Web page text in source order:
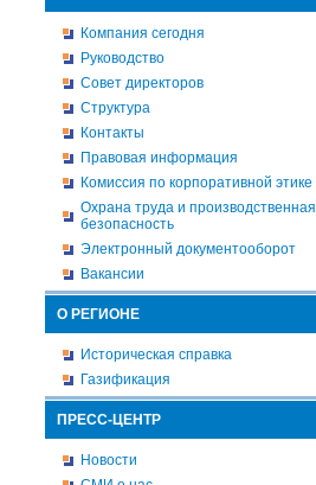
Компания сегодня
Руководство
Совет директоров
Структура
Контакты
Правовая информация
Комиссия по корпоративной этике
Охрана труда и производственная
безопасность
Электронный документооборот
Вакансии
О РЕГИОНЕ
Историческая справка
Газификация
ПРЕСС-ЦЕНТР
Новости